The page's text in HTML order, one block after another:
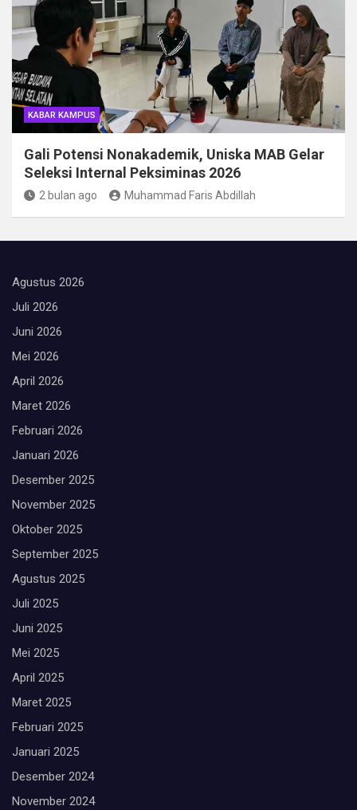
KABAR KAMPUS
Gali Potensi Nonakademik, Uniska MAB Gelar
Seleksi Internal Peksiminas 2026
2 bulan ago Muhammad Faris Abdillah
Agustus 2026
Juli 2026
Juni 2026
Mei 2026
April 2026
Maret 2026
Februari 2026
Januari 2026
Desember 2025
November 2025
Oktober 2025
September 2025
Agustus 2025
Juli 2025
Juni 2025
Mei 2025
April 2025
Maret 2025
Februari 2025
Januari 2025
Desember 2024
November 2024